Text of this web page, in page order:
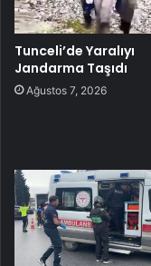
Tunceli’de Yaralıyı
Jandarma Taşıdı
Ağustos 7, 2026